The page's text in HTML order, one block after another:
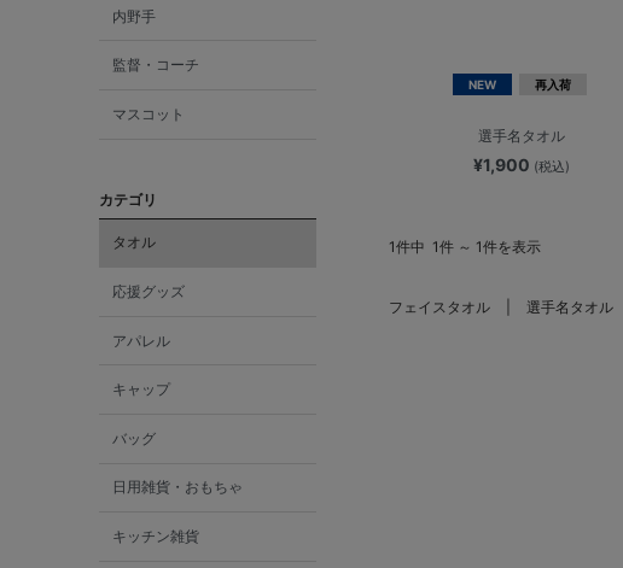
内野手
監督・コーチ
マスコット
カテゴリ
タオル
応援グッズ
アパレル
キャップ
バッグ
日用雑貨・おもちゃ
キッチン雑貨
NEW 再入荷
選手名タオル
¥1,900 (税込)
1件中 1件 ～ 1件を表示
フェイスタオル 選手名タオル